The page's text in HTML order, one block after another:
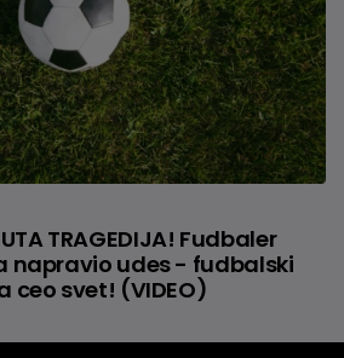
TRAGEDIJA! Fudbaler
napravio udes - fudbalski
ceo svet! (VIDEO)